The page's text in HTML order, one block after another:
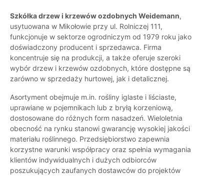
Szkółka drzew i krzewów ozdobnych Weidemann,
usytuowana w Mikołowie przy ul. Rolniczej 111,
funkcjonuje w sektorze ogrodniczym od 1979 roku jako
doświadczony producent i sprzedawca. Firma
koncentruje się na produkcji, a także oferuje szeroki
wybór drzew i krzewów ozdobnych, które dostępne są
zarówno w sprzedaży hurtowej, jak i detalicznej.
Asortyment obejmuje m.in. rośliny iglaste i liściaste,
uprawiane w pojemnikach lub z bryłą korzeniową,
dostosowane do różnych form nasadzeń. Wieloletnia
obecność na rynku stanowi gwarancję wysokiej jakości
materiału roślinnego. Przedsiębiorstwo zapewnia
korzystne warunki współpracy oraz spełnia wymagania
klientów indywidualnych i dużych odbiorców
poszukujących zaufanych dostawców do projektów